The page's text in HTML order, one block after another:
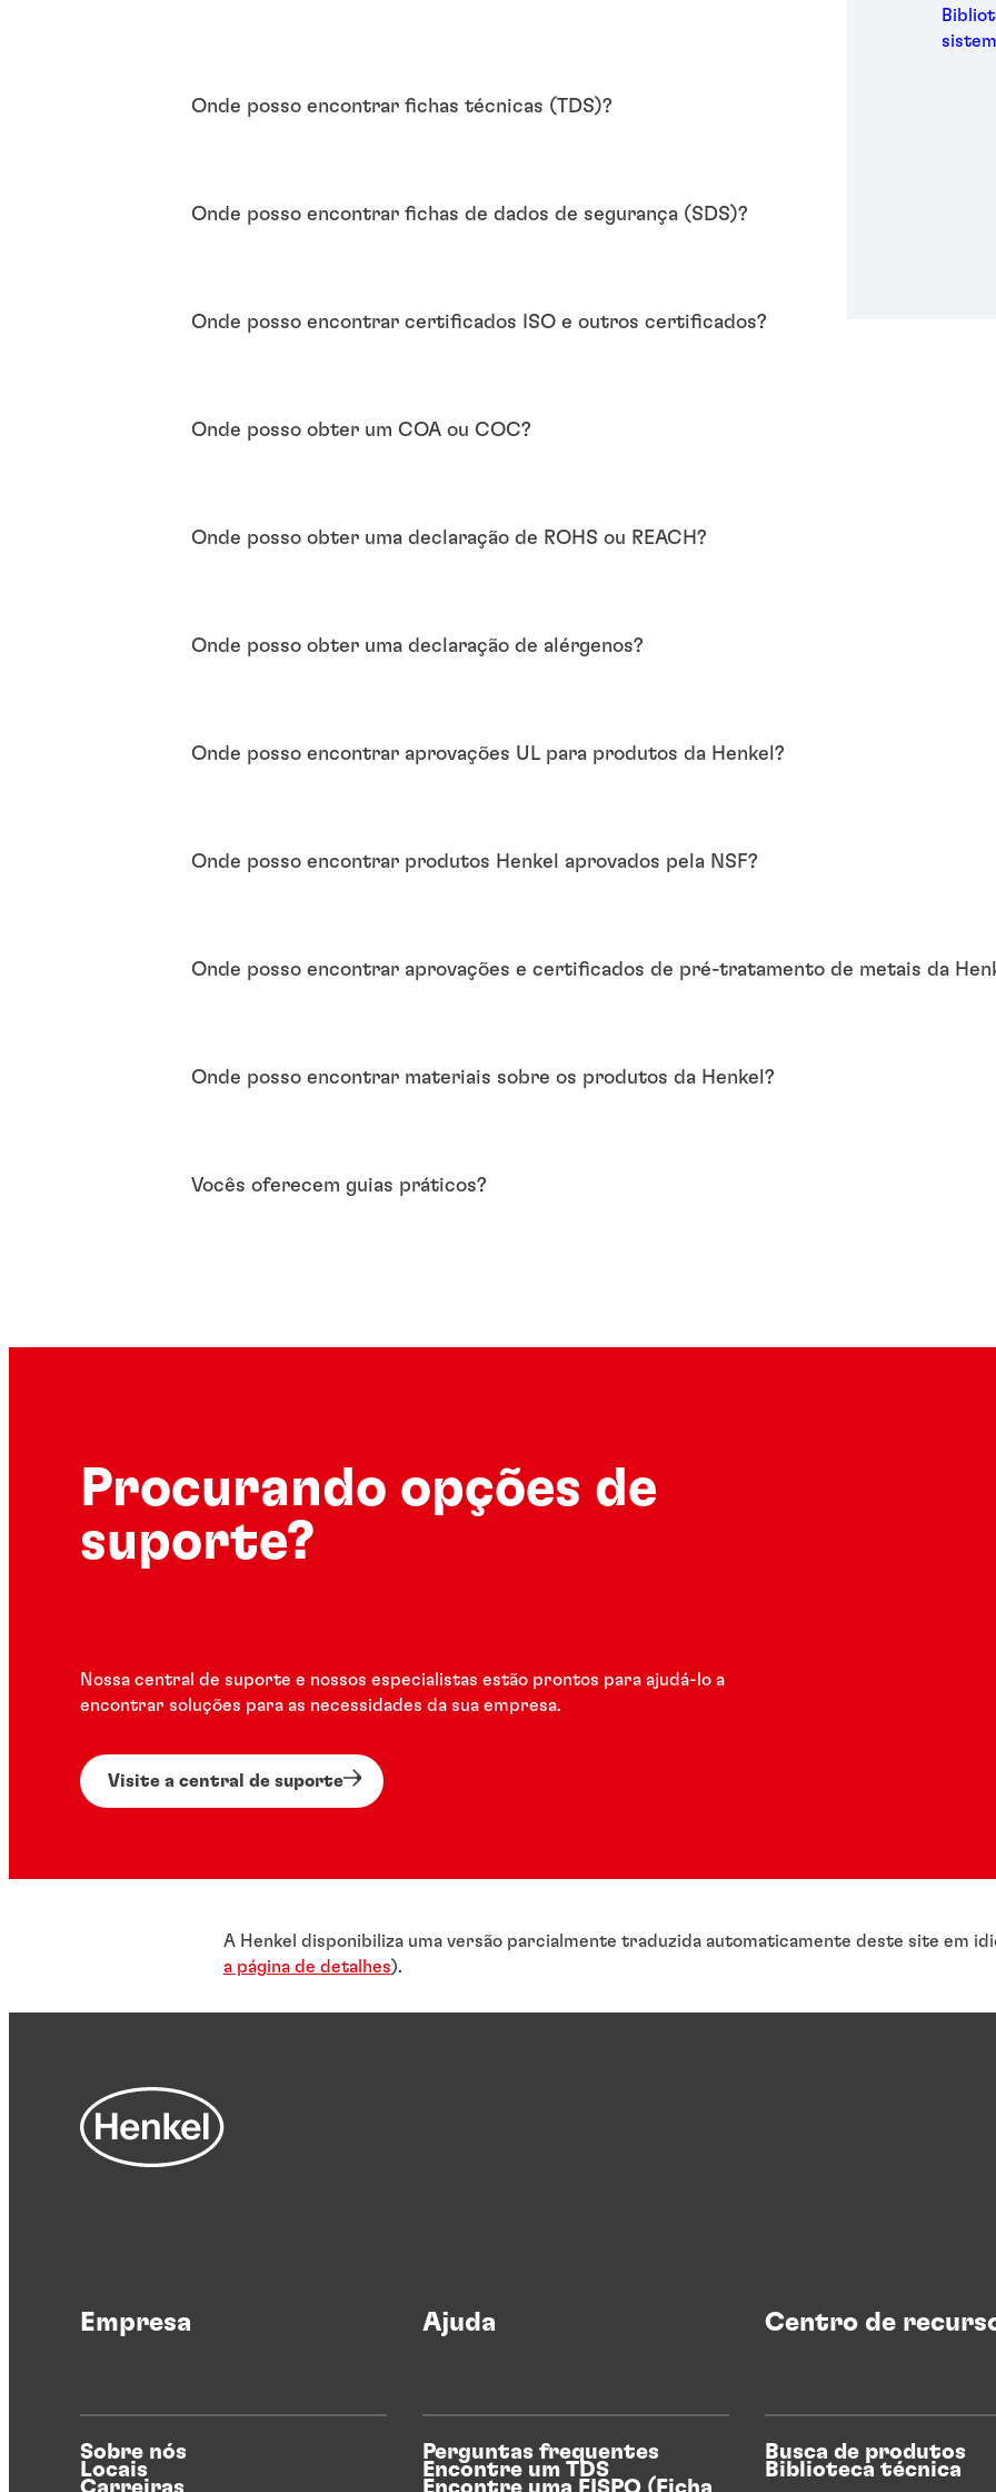
Onde posso encontrar fichas técnicas (TDS)?
Onde posso encontrar fichas de dados de segurança (SDS)?
Onde posso encontrar certificados ISO e outros certificados?
Onde posso obter um COA ou COC?
Onde posso obter uma declaração de ROHS ou REACH?
Onde posso obter uma declaração de alérgenos?
Onde posso encontrar aprovações UL para produtos da Henkel?
Onde posso encontrar produtos Henkel aprovados pela NSF?
Onde posso encontrar aprovações e certificados de pré-tratamento de metais da
Onde posso encontrar materiais sobre os produtos da Henkel?
Vocês oferecem guias práticos?
Procurando opções de
suporte?
Nossa central de suporte e nossos especialistas estão prontos para ajudá-lo a
encontrar soluções para as necessidades da sua empresa.
Visite a central de suporte
A Henkel disponibiliza uma versão parcialmente traduzida automaticamente deste site em
a página de detalhes).
Empresa
Sobre nós
Locais
Ajuda
Perguntas frequentes
Encontre um TDS
Centro de
Busca de produtos
Biblioteca técnica